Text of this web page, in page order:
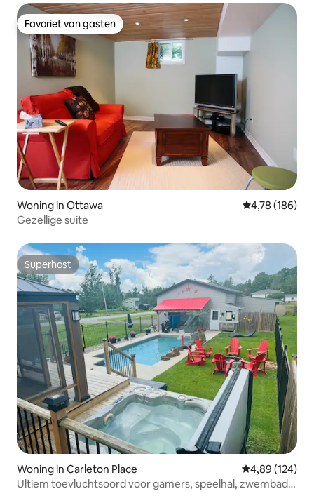
Favoriet van gasten
Favoriet van gasten
Woning in Ottawa Gemiddelde
4,78 (186)
Gezellige suite
Superhost
Superhost
Woning in Carleton Place Gemiddelde
4,89 (124)
Ultiem toevluchtsoord voor gamers, speelhal, zwembad